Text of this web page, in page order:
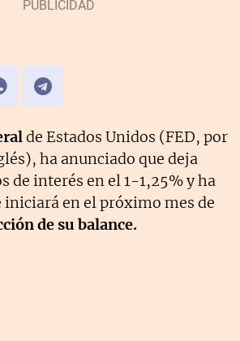
de Estados Unidos (FED, por
ha anunciado que deja
de interés en el 1-1,25% y ha
en el próximo mes de
de su balance.